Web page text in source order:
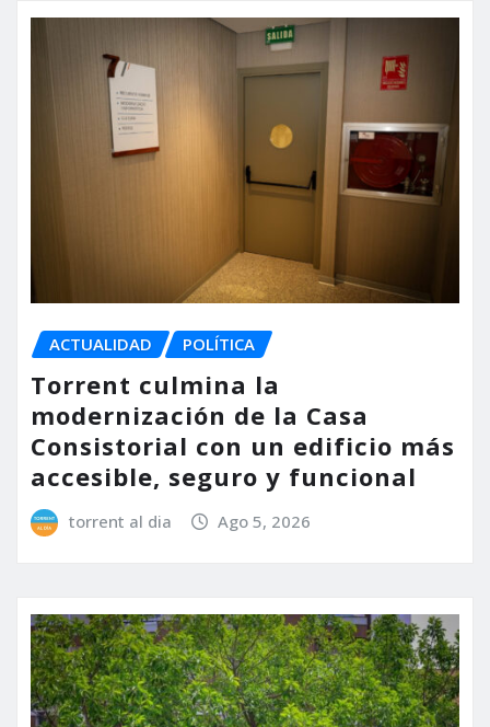
ACTUALIDAD POLÍTICA
Torrent culmina la
modernización de la Casa
Consistorial con un edificio más
accesible, seguro y funcional
torrent al dia Ago 5, 2026